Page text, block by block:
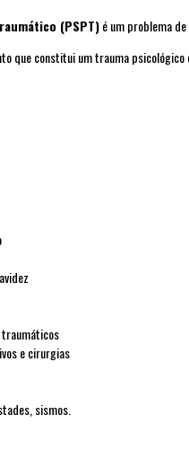
(PSPT)é um problema
que constitui um trauma
traumáticos
e cirurgias
sismos.